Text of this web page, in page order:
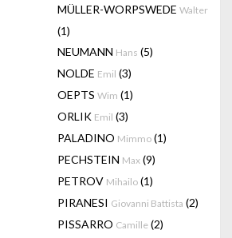
MÜLLER-WORPSWEDE Walter
(1)
NEUMANN Hans (5)
NOLDE Emil (3)
OEPTS Wim (1)
ORLIK Emil (3)
PALADINO Mimmo (1)
PECHSTEIN Max (9)
PETROV Mihailo (1)
PIRANESI Giovanni Battista (2)
PISSARRO Camille (2)